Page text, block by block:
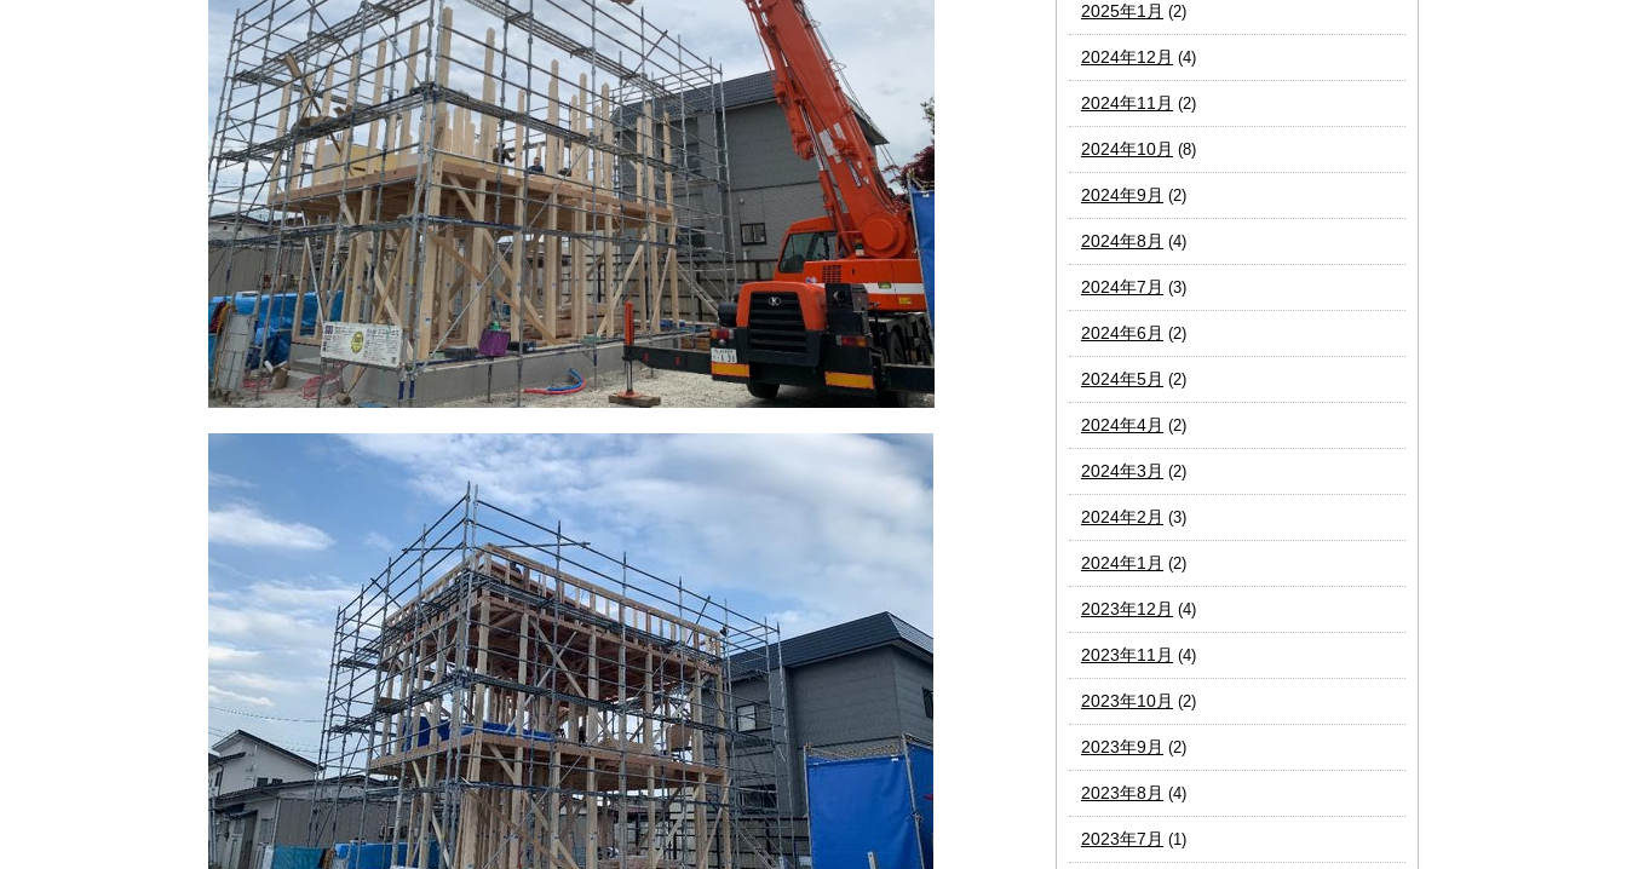
2025年1月 (2)
2024年12月 (4)
2024年11月 (2)
2024年10月 (8)
2024年9月 (2)
2024年8月 (4)
2024年7月 (3)
2024年6月 (2)
2024年5月 (2)
2024年4月 (2)
2024年3月 (2)
2024年2月 (3)
2024年1月 (2)
2023年12月 (4)
2023年11月 (4)
2023年10月 (2)
2023年9月 (2)
2023年8月 (4)
2023年7月 (1)